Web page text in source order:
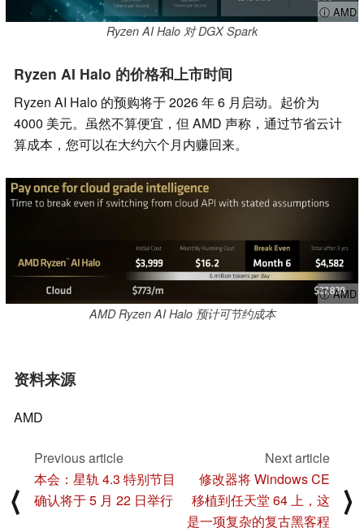
ⓘ AMD
Ryzen AI Halo 对 DGX Spark
Ryzen AI Halo 的价格和上市时间
Ryzen AI Halo 的预购将于 2026 年 6 月启动。起价为
4000 美元。虽然不算便宜，但 AMD 声称，通过节省云计
算成本，您可以在大约六个月内赚回来。
ⓘ AMD
AMD Ryzen AI Halo 预计可节约成本
资料来源
AMD
⟨
Previous article
本会：星轨 4.3 特别节目
确认将于 5 月 22 日举行
Next article
修改器将 Windows CE
移植到任天堂 64 上，这
是一项复杂的复古黑客程
⟩